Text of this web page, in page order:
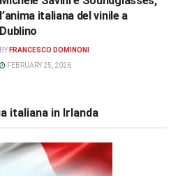
l’anima italiana del vinile a
Dublino
BY FRANCESCO DOMINONI
FEBRUARY 25, 2026
italiana in Irlanda